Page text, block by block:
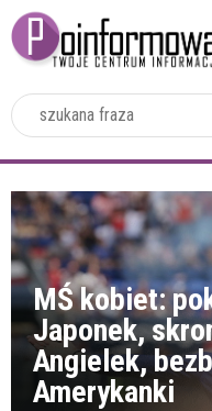
MŚ kobiet:
Japonek,
Angielek,
Amerykanki